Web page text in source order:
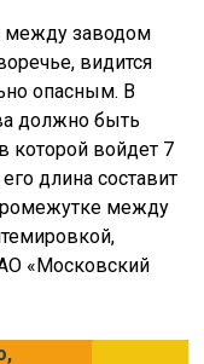
между заводом
видится
опасным. В
должно быть
которой войдет 7
длина составит
между
«Московский